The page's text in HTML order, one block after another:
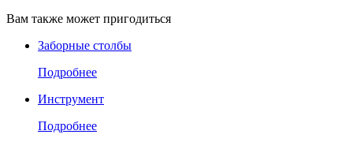
Вам также может пригодиться
Заборные столбы
Подробнее
Инструмент
Подробнее